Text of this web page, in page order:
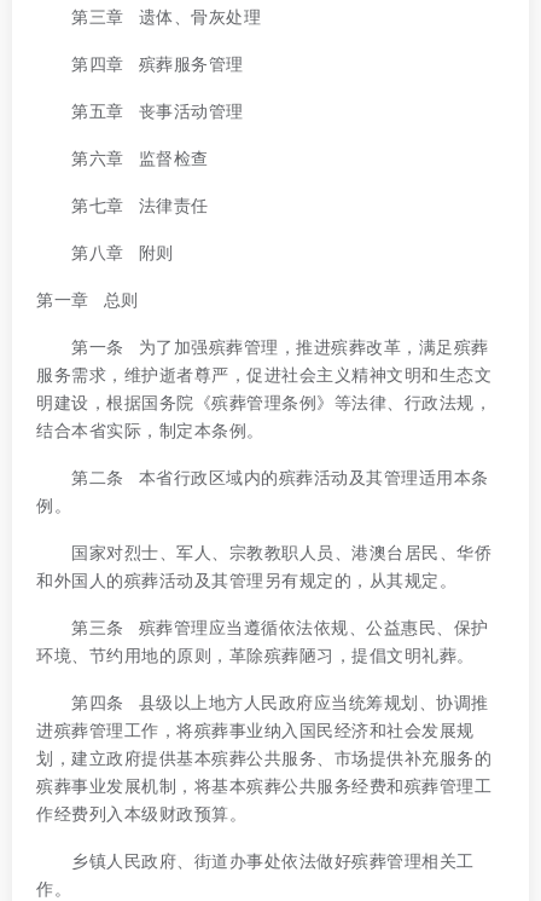
第三章 遗体、骨灰处理
第四章 殡葬服务管理
第五章 丧事活动管理
第六章 监督检查
第七章 法律责任
第八章 附则
第一章 总则
第一条 为了加强殡葬管理，推进殡葬改革，满足殡葬
服务需求，维护逝者尊严，促进社会主义精神文明和生态文
明建设，根据国务院《殡葬管理条例》等法律、行政法规，
结合本省实际，制定本条例。
第二条 本省行政区域内的殡葬活动及其管理适用本条
例。
国家对烈士、军人、宗教教职人员、港澳台居民、华侨
和外国人的殡葬活动及其管理另有规定的，从其规定。
第三条 殡葬管理应当遵循依法依规、公益惠民、保护
环境、节约用地的原则，革除殡葬陋习，提倡文明礼葬。
第四条 县级以上地方人民政府应当统筹规划、协调推
进殡葬管理工作，将殡葬事业纳入国民经济和社会发展规
划，建立政府提供基本殡葬公共服务、市场提供补充服务的
殡葬事业发展机制，将基本殡葬公共服务经费和殡葬管理工
作经费列入本级财政预算。
乡镇人民政府、街道办事处依法做好殡葬管理相关工
作。